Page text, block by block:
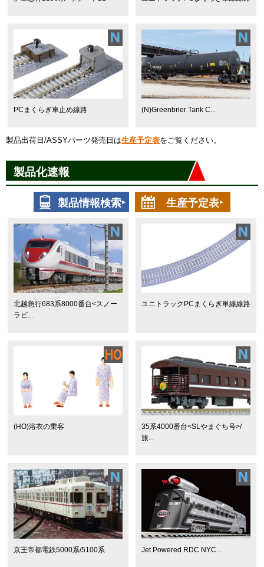
PCまくらぎ車止め線路 (N)Greenbrier Tank C...
製品出荷日/ASSYパーツ発売日は生産予定表をご覧ください。
製品化速報
製品情報検索‣ 生産予定表‣
北越急行683系8000番台<スノー
ラビ...
ユニトラックPCまくらぎ単線線路
(HO)浴衣の乗客
35系4000番台<SLやまぐち号>/
旅...
京王帝都電鉄5000系/5100系 Jet Powered RDC NYC...